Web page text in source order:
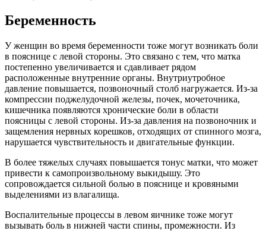
Беременность
У женщин во время беременности тоже могут возникать боли
в пояснице с левой стороны. Это связано с тем, что матка
постепенно увеличивается и сдавливает рядом
расположенные внутренние органы. Внутриутробное
давление повышается, позвоночный столб нагружается. Из-за
компрессии поджелудочной железы, почек, мочеточника,
кишечника появляются хронические боли в области
поясницы с левой стороны. Из-за давления на позвоночник и
защемления нервных корешков, отходящих от спинного мозга,
нарушается чувствительность и двигательные функции.
В более тяжелых случаях повышается тонус матки, что может
привести к самопроизвольному выкидышу. Это
сопровождается сильной болью в пояснице и кровяными
выделениями из влагалища.
Воспалительные процессы в левом яичнике тоже могут
вызывать боль в нижней части спины, промежности. Из